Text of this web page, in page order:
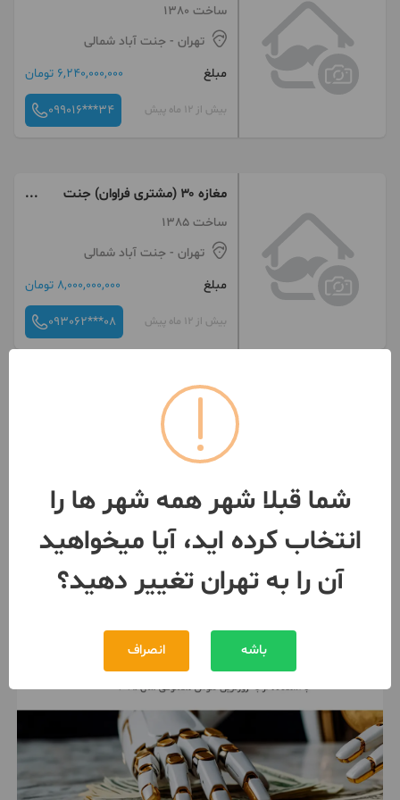
ساخت 1380
تهران - جنت آباد شمالی
مبلغ
6,240,000,000 تومان
بیش از 12 ماه پیش 099016***34
مغازه ۳۰ (مشتری فراوان) جنت
آباد
ساخت 1385
تهران - جنت آباد شمالی
مبلغ
8,000,000,000 تومان
بیش از 12 ماه پیش 093062***08
۳۰ متر مغازه تجاری ملکیت جنت
تهران
مبلغ
9,000,000,000 تومان
بیش از 12 ماه پیش 093716***09
شما قبلا شهر همه شهر ها را
انتخاب کرده اید، آیا میخواهید
آن را به تهران تغییر دهید؟
باشه انصراف